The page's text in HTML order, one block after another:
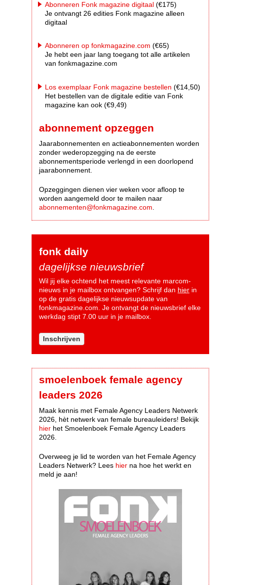
Abonneren Fonk magazine digitaal (€175)
Je ontvangt 26 edities Fonk magazine alleen
digitaal
Abonneren op fonkmagazine.com (€65)
Je hebt een jaar lang toegang tot alle artikelen
van fonkmagazine.com
Los exemplaar Fonk magazine bestellen (€14,50)
Het bestellen van de digitale editie van Fonk
magazine kan ook (€9,49)
abonnement opzeggen
Jaarabonnementen en actieabonnementen worden
zonder wederopzegging na de eerste
abonnementsperiode verlengd in een doorlopend
jaarabonnement.
Opzeggingen dienen vier weken voor afloop te
worden aangemeld door te mailen naar
abonnementen@fonkmagazine.com
fonk daily
dagelijkse nieuwsbrief
Wil jij elke ochtend het meest relevante marcom-
nieuws in je mailbox ontvangen? Schrijf dan hier in
op de gratis dagelijkse nieuwsupdate van
fonkmagazine.com. Je ontvangt de nieuwsbrief elke
werkdag stipt 7.00 uur in je mailbox.
Inschrijven
smoelenboek female agency
leaders 2026
Maak kennis met Female Agency Leaders Netwerk
2026, hèt netwerk van female bureauleiders! Bekijk
hier het Smoelenboek Female Agency Leaders
2026.
Overweeg je lid te worden van het Female Agency
Leaders Netwerk? Lees hier na hoe het werkt en
meld je aan!